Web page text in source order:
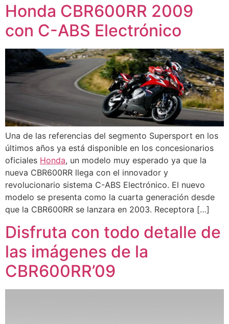
Honda CBR600RR 2009
con C-ABS Electrónico
Una de las referencias del segmento Supersport en los
últimos años ya está disponible en los concesionarios
oficiales Honda, un modelo muy esperado ya que la
nueva CBR600RR llega con el innovador y
revolucionario sistema C-ABS Electrónico. El nuevo
modelo se presenta como la cuarta generación desde
que la CBR600RR se lanzara en 2003. Receptora […]
Disfruta con todo detalle de
las imágenes de la
CBR600RR’09